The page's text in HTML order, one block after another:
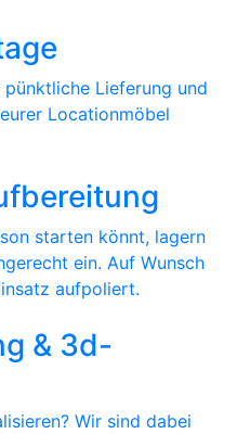
Lieferung und
Locationmöbel
starten könnt, lagern
ein. Auf Wunsch
aufpoliert.
& 3d-
Wir sind dabei